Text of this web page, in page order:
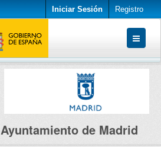
Iniciar Sesión Registro
Ayuntamiento de Madrid